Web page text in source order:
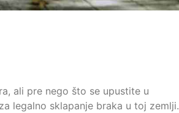
ali pre nego što se upustite u
legalno sklapanje braka u toj zemlji.